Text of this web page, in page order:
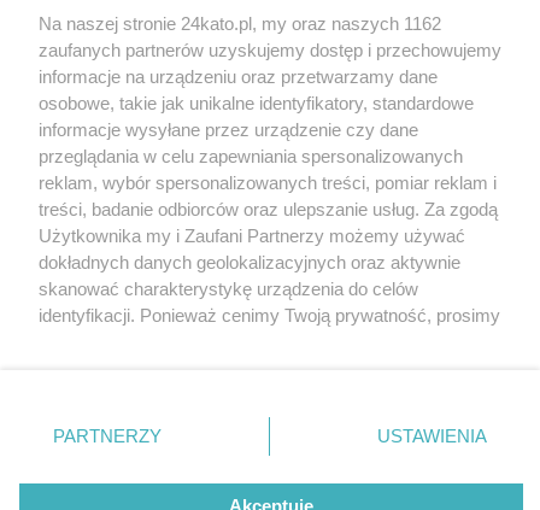
5 / 7
Remont wiaduktu 5
Wydawca mediów lokalnych
Nie zapomnij
zapoznać się z:
polityką prywatności regulamin korzystania z portali
Twojemiasto
Piekary Śląskie
Chorzów
Tarnowskie Góry
Gliwice
Skontakuj sięz nami
Kontakt
Wydawca
Redakcja
Na naszej stronie 24kato.pl, my oraz naszych 1162
zaufanych partnerów uzyskujemy dostęp i przechowujemy
informacje na urządzeniu oraz przetwarzamy dane
osobowe, takie jak unikalne identyfikatory, standardowe
informacje wysyłane przez urządzenie czy dane
przeglądania w celu zapewniania spersonalizowanych
reklam, wybór spersonalizowanych treści, pomiar reklam i
treści, badanie odbiorców oraz ulepszanie usług. Za zgodą
Użytkownika my i Zaufani Partnerzy możemy używać
dokładnych danych geolokalizacyjnych oraz aktywnie
skanować charakterystykę urządzenia do celów
identyfikacji. Ponieważ cenimy Twoją prywatność, prosimy
prywatności znajdujący się w lewym dolnym rogu strony
. Niektóre rodzaje przetwarzania danych nie wymagają
zgody użytkownika, ale masz prawo sprzeciwić się
takiemu przetwarzaniu. Preferencje będą miały
PARTNERZY USTAWIENIA
Akceptuję